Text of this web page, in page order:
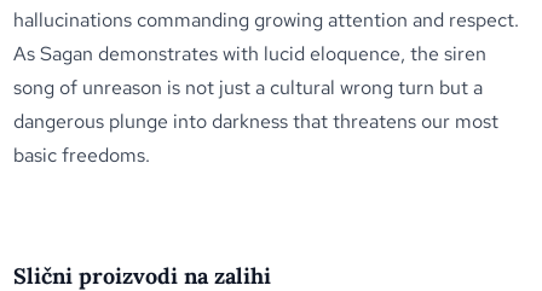
hallucinations commanding growing attention and respect.
As Sagan demonstrates with lucid eloquence, the siren
song of unreason is not just a cultural wrong turn but a
dangerous plunge into darkness that threatens our most
basic freedoms.
Slični proizvodi na zalihi